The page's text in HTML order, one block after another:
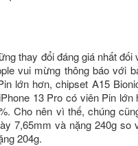
thay đổi đáng giá nhất
vui mừng thông báo với
lớn hơn, chipset A15
13 Pro có viên Pin
Cho nên vì thế, chúng
7,65mm và nặng 240g
204g.